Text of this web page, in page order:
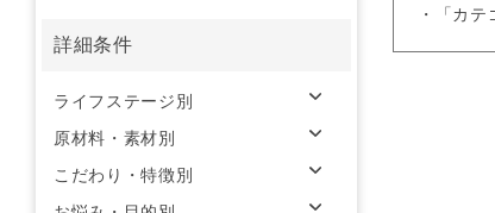
・「カ
詳細条件
ライフステージ別
原材料・素材別
こだわり・特徴別